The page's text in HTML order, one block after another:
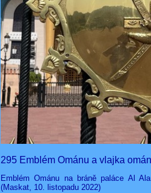
295 Emblém Ománu a vlajka
Emblém Ománu na bráně paláce Al
(Maskat, 10. listopadu 2022)